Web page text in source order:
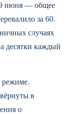
июня — общее
за 60.
случаях
десятки каждый
режиме.
в
о